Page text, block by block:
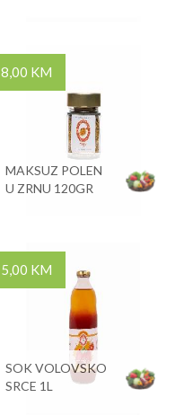
8,00 KM
MAKSUZ POLEN
U ZRNU 120GR
5,00 KM
SOK VOLOVSKO
SRCE 1L